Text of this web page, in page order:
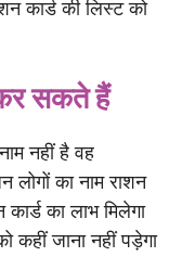
कार्ड की लिस्ट को
सकते हैं
नहीं है वह
का नाम राशन
का लाभ मिलेगा
जाना नहीं पड़ेगा